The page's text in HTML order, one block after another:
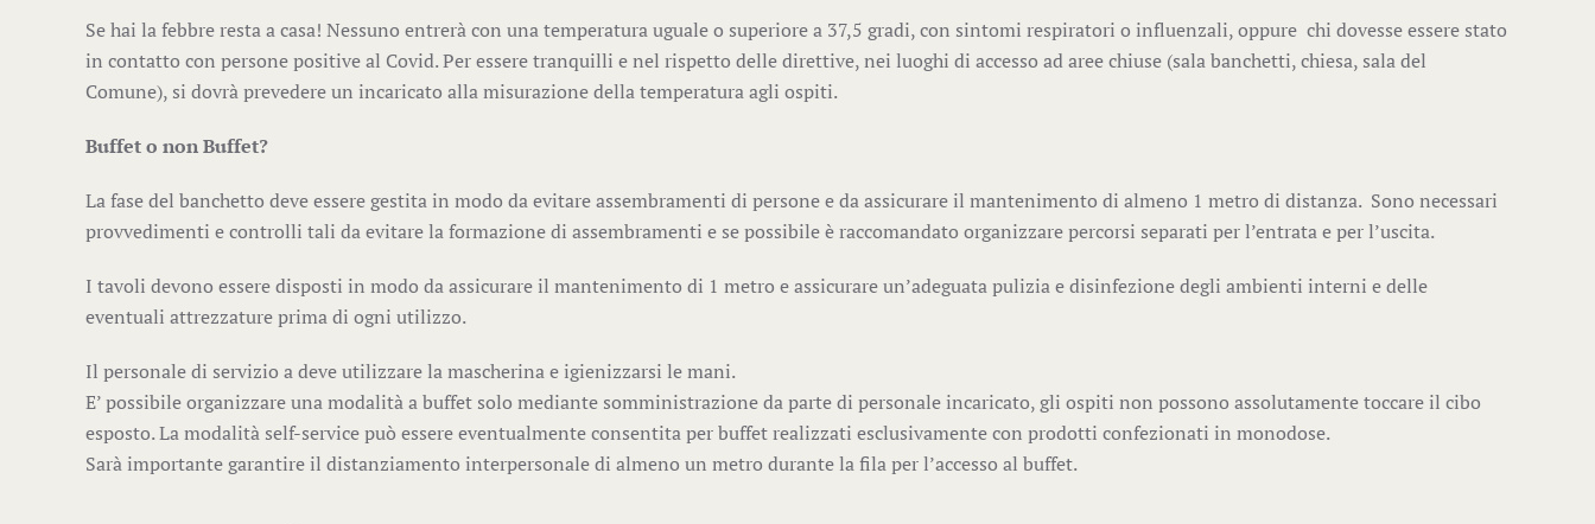
Se hai la febbre resta a casa! Nessuno entrerà con una temperatura uguale o superiore a 37,5 gradi, con sintomi respiratori o influenzali, oppure chi dovesse essere stato
in contatto con persone positive al Covid. Per essere tranquilli e nel rispetto delle direttive, nei luoghi di accesso ad aree chiuse (sala banchetti, chiesa, sala del
Comune), si dovrà prevedere un incaricato alla misurazione della temperatura agli ospiti.
Buffet o non Buffet?
La fase del banchetto deve essere gestita in modo da evitare assembramenti di persone e da assicurare il mantenimento di almeno 1 metro di distanza. Sono necessari
provvedimenti e controlli tali da evitare la formazione di assembramenti e se possibile è raccomandato organizzare percorsi separati per l’entrata e per l’uscita.
I tavoli devono essere disposti in modo da assicurare il mantenimento di 1 metro e assicurare un’adeguata pulizia e disinfezione degli ambienti interni e delle
eventuali attrezzature prima di ogni utilizzo.
Il personale di servizio a deve utilizzare la mascherina e igienizzarsi le mani.
E’ possibile organizzare una modalità a buffet solo mediante somministrazione da parte di personale incaricato, gli ospiti non possono assolutamente toccare il cibo
esposto. La modalità self-service può essere eventualmente consentita per buffet realizzati esclusivamente con prodotti confezionati in monodose.
Sarà importante garantire il distanziamento interpersonale di almeno un metro durante la fila per l’accesso al buffet.